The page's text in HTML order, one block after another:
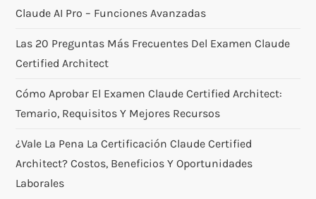
Claude AI Pro – Funciones Avanzadas
Las 20 Preguntas Más Frecuentes Del Examen Claude
Certified Architect
Cómo Aprobar El Examen Claude Certified Architect:
Temario, Requisitos Y Mejores Recursos
¿Vale La Pena La Certificación Claude Certified
Architect? Costos, Beneficios Y Oportunidades
Laborales